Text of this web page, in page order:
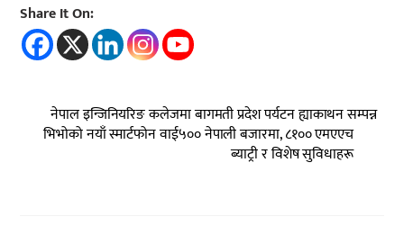
Share It On:
नेपाल इन्जिनियरिङ कलेजमा बागमती प्रदेश पर्यटन ह्याकाथन सम्पन्न
भिभोको नयाँ स्मार्टफोन वाई५०० नेपाली बजारमा, ८१०० एमएएच
ब्याट्री र विशेष सुविधाहरू